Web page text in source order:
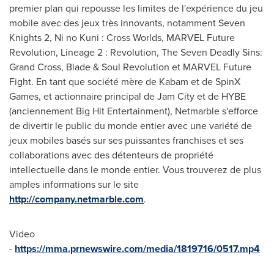
premier plan qui repousse les limites de l'expérience du jeu
mobile avec des jeux très innovants, notamment Seven
Knights 2, Ni no Kuni : Cross Worlds, MARVEL Future
Revolution, Lineage 2 : Revolution, The Seven Deadly Sins:
Grand Cross, Blade & Soul Revolution et MARVEL Future
Fight. En tant que société mère de Kabam et de SpinX
Games, et actionnaire principal de Jam City et de HYBE
(anciennement Big Hit Entertainment), Netmarble s'efforce
de divertir le public du monde entier avec une variété de
jeux mobiles basés sur ses puissantes franchises et ses
collaborations avec des détenteurs de propriété
intellectuelle dans le monde entier. Vous trouverez de plus
amples informations sur le site
http://company.netmarble.com.
Video
- https://mma.prnewswire.com/media/1819716/0517.mp4